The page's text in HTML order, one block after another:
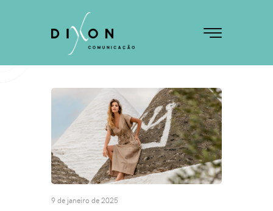
9 de janeiro de 2025